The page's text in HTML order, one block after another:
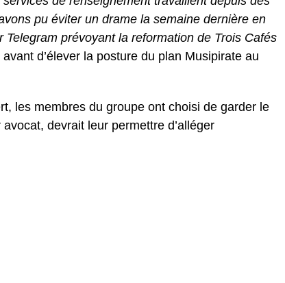
pu éviter un drame la semaine dernière en
prévoyant la reformation de Trois Cafés
d’élever la posture du plan Musipirate au
les membres du groupe ont choisi de garder le
devrait leur permettre d’alléger